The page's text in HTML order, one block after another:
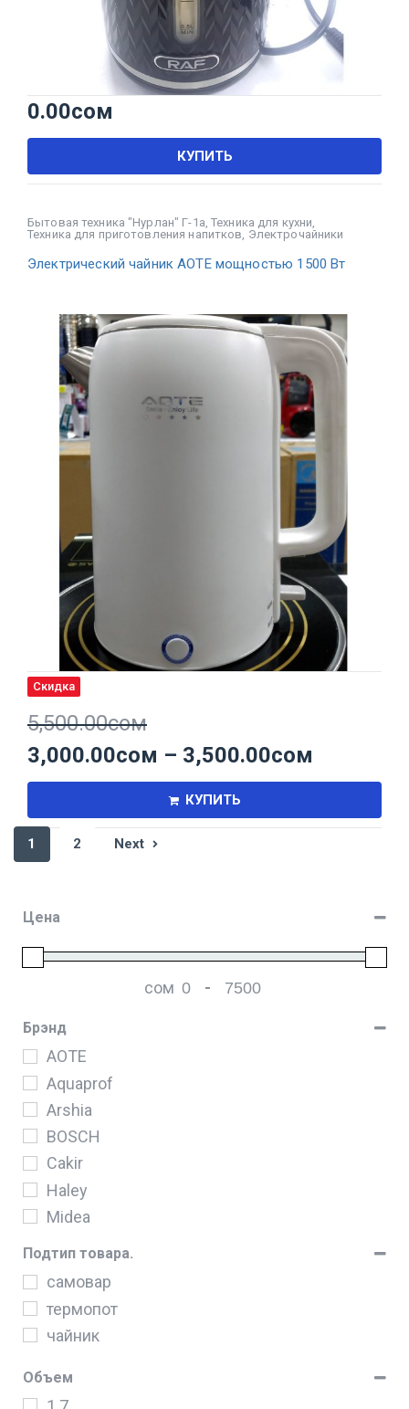
Цена
сом -
Брэнд
AOTE
Aquaprof
Arshia
BOSCH
Cakir
Haley
Midea
Техномир
Подтип товара.
самовар
термопот
чайник
Объем
0.00сом
КУПИТЬ
Бытовая техника "Нурлан" Г-1а ,Техника для кухни
Техника для приготовления напитков Электрочайники
Электрический чайник AOTE мощностью 1500 Вт
Скидка
5,500.00сом
3,000.00сом – 3,500.00сом
КУПИТЬ
1 2 Next